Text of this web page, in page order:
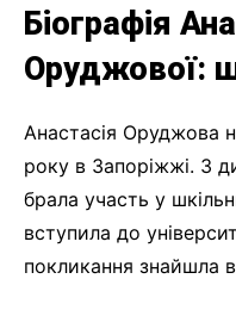
Біографія
Оруджової:
Анастасія Оруджова
року в Запоріжжі. З
брала участь у
вступила до
покликання знайшла